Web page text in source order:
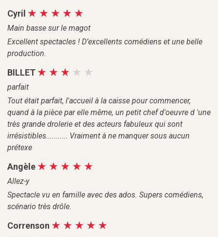
Cyril
Main basse sur le magot
Excellent spectacles ! D’excellents comédiens et une belle
production.
BILLET
parfait
Tout était parfait, l'accueil à la caisse pour commencer,
quand à la pièce par elle même, un petit chef d'oeuvre d 'une
très grande drolerie et des acteurs fabuleux qui sont
irrésistibles........... Vraiment à ne manquer sous aucun
prétexe
Angèle
Allez-y
Spectacle vu en famille avec des ados. Supers comédiens,
scénario très drôle.
Correnson